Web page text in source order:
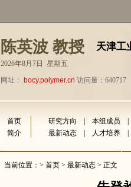
陈英波 教授 天津工
2026年8月7日 星期五
网址： bocy.polymer.cn 访问量：640717
首页 研究方向 本组成员
简介
最新动态 人才培养
当前位置：> 首页 > 最新动态 > 正文